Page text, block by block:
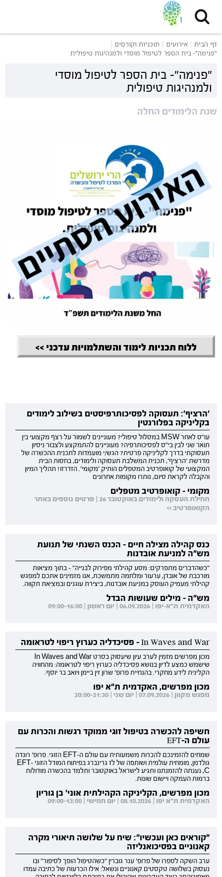
דף הבית אירועים
תוכניות וקורסים
"פנימה"- בית הספר לטיפול מוסדי ולמנהיגות טיפולית
"פנימה"- בית הספר לטיפול מוסדי
ולמנהיגות טיפולית
שנת הלימודים החלה
ללוח תכניות לימוד והשתלמויות עדכני >>
'הרציף': תעסוקה לפסיכותרפיסטים בשילוב לימודים
בקליניקה בפלורנטין
עו"ס לאחר MSW במסלול טיפולי? מעוניינים לשמור על רצף מקצועי בין
תואר שני לבין בי"ס לפסיכותרפיה? מעוניינים להתמקצע ולצבור ניסיון
תעסוקתי בדרך לקליניקה פרטית? הגש/י מועמדות לתכנית ההכשרה של
מדרשת 'הרציף', תכנית המשלבת תעסוקה ולימודים, בחסות הבית
המקצועי של קואופרטיב המטפלים הותיק 'מקומי'. הזדרזו! תהליך המיון
והקבלה לקראת סיום, נותרו מקומות אחרונים
מקומי - קואופרטיב מטפלים
תחילת העסקה ולימודים באוקטובר 26 | פרטים נוספים באתר
הקואופרטיב >>
כנס קהילה מצילה חיים - הכנס השנתי של תנועת
מש"ה למניעת אובדנות
"כשהדברים מתפרקים: מסע קהילתי מפירוק לבנייה" - בתוך מציאות
מורכבת של אובדן, ערעור ומלחמה מתמשכת, אנו מזמינים אתכם למפגש
קהילתי מעמיק העוסק במניעת אובדנות, ביצירת עוגנים ובמציאת תקווה.
מש"ה - מילים שעושות הבדל
האקדמית ת"א-יפו | 06.09.2026 | יום ראשון | 09:00-16:00
In Waves and War - פסיכדליה כערוץ ריפוי לטראומה
מכון מפרשים מזמין לערב עיון שיעסוק בסרט In Waves and War
שישמש כמצע לדיון בנושא פסיכדליה כערוץ ריפוי לטראומה: מהחוויה
הקלינית לידע מחקרי. בהנחיית פרופ' שרון זין ביימן ויואב בר יוסף.
מכון מפרשים, האקדמית ת"א יפו
מפגש מקוון | 07.09.2026 | יום שני | 20:00-21:30
חשיפה להכשרה בטיפול זוגי ממוקד רגשות והכרות עם
עולם ה-EFT
שמחים להזמינכם להכרות משמעותית עם עולם ה-EFT הזוגי. פרופ' רונדה
גולדמן, מומחית עולמית ושותפה של לז גרינברג בפיתוח המודל הזוגי EFT-
C, נענתה להזמנתנו ותגיע לישראל באוקטובר ותלמד בהכשרה מודולות
ברמות העמקה ויישום שונות.
מכון מפרשים, הקליניקה הקהילתית אוני' בן גוריון
האקדמית ת"א יפו | 08.10.2026 | יום חמישי | 09:00-13:00
"קוראים כאן ועכשיו": שיח על שלושה תיאורי מקרה
קאנוניים בפסיכואנליזה
ערב השקה לספרו של פרופ' ענר גוברין "כשהטיפול הופך לסיפור" ובו
נעסוק בשלושה טקסטים קאנוניים ונשאל: אילו הכרעות של כתיבה עמדו